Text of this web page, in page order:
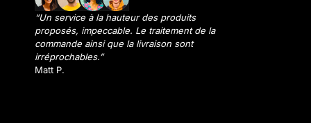
“Un service à la hauteur des produits
proposés, impeccable. Le traitement de la
commande ainsi que la livraison sont
irréprochables.”
Matt P.